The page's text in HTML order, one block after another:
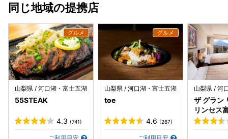
同じ地域の提携店
山梨県 / 河口湖・富士五湖
55STEAK
4.3 (741)
山梨県 / 河口湖・富士五湖
toe
4.6 (267)
山梨県 / 河
ザ グラン
リンセス